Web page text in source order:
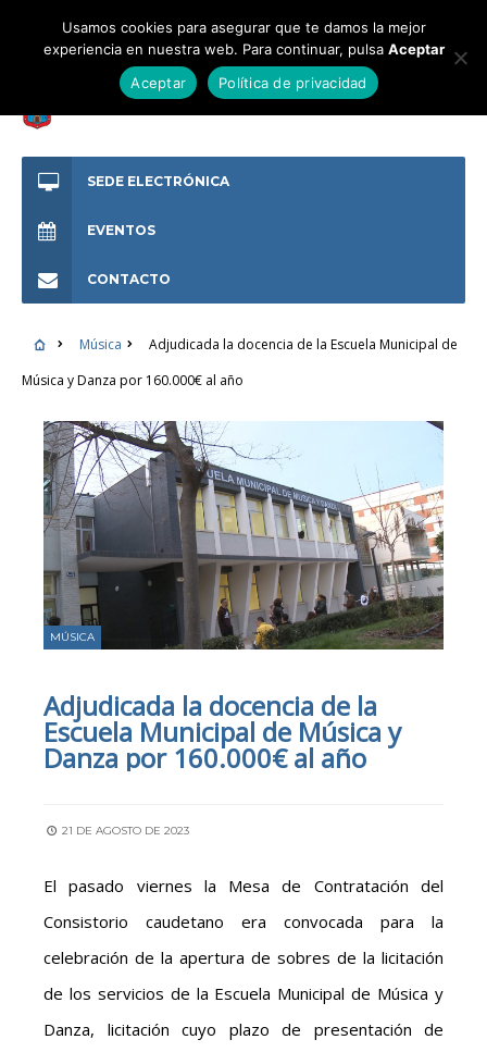
SEDE ELECTRÓNICA
EVENTOS
CONTACTO
Música
Adjudicada la docencia de la Escuela Municipal de
Música y Danza por 160.000€ al año
MÚSICA
Adjudicada la docencia de la
Escuela Municipal de Música y
Danza por 160.000€ al año
21 DE AGOSTO DE 2023
El pasado viernes la Mesa de Contratación del
Consistorio caudetano era convocada para la
celebración de la apertura de sobres de la licitación
de los servicios de la Escuela Municipal de Música y
Danza, licitación cuyo plazo de presentación de
Usamos cookies para asegurar que te damos la mejor
experiencia en nuestra web. Para continuar, pulsa Aceptar
Aceptar
Política de privacidad